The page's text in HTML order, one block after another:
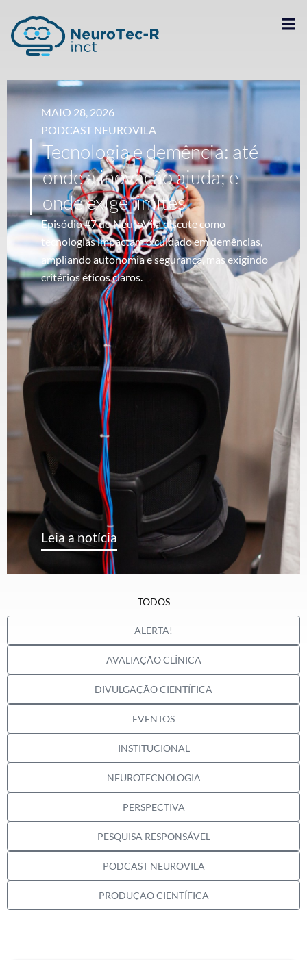
MAIO 28, 2026
PODCAST NEUROVILA
Tecnologia e demência: até
onde a inovação ajuda; e
onde exige limites
Episódio #7 do NeuroVila discute como
tecnologias impactam o cuidado em demências,
ampliando autonomia e segurança, mas exigindo
critérios éticos claros.
Leia a notícia
ALERTA!
AVALIAÇÃO CLÍNICA
DIVULGAÇÃO CIENTÍFICA
EVENTOS
INSTITUCIONAL
NEUROTECNOLOGIA
PERSPECTIVA
PESQUISA RESPONSÁVEL
PODCAST NEUROVILA
PRODUÇÃO CIENTÍFICA
TODOS